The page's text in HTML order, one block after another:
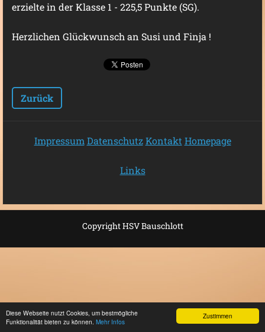
Zustimmen
Diese Webseite nutzt Cookies, um bestmögliche
Funktionalität bieten zu können. Mehr Infos
erzielte in der Klasse 1 - 225,5 Punkte (SG).
Herzlichen Glückwunsch an Susi und Finja !
Zurück
Impressum Datenschutz Kontakt Homepage
Links
Copyright HSV Bauschlott